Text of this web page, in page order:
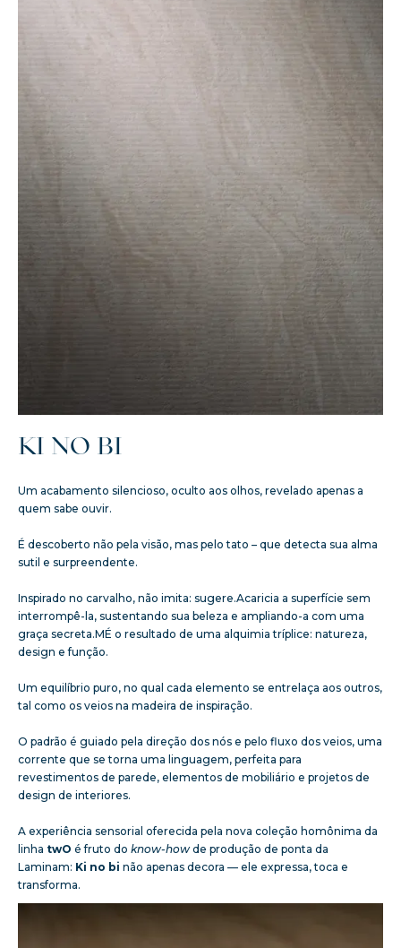
KI NO BI
Um acabamento silencioso, oculto aos olhos, revelado apenas a
quem sabe ouvir.
É descoberto não pela visão, mas pelo tato – que detecta sua alma
sutil e surpreendente.
Inspirado no carvalho, não imita: sugere.Acaricia a superfície sem
interrompê-la, sustentando sua beleza e ampliando-a com uma
graça secreta.MÉ o resultado de uma alquimia tríplice: natureza,
design e função.
Um equilíbrio puro, no qual cada elemento se entrelaça aos outros,
tal como os veios na madeira de inspiração.
O padrão é guiado pela direção dos nós e pelo fluxo dos veios, uma
corrente que se torna uma linguagem, perfeita para
revestimentos de parede, elementos de mobiliário e projetos de
design de interiores.
A experiência sensorial oferecida pela nova coleção homônima da
linha twO é fruto do know-howde produção de ponta da
Laminam: Ki no bi não apenas decora — ele expressa, toca e
transforma.